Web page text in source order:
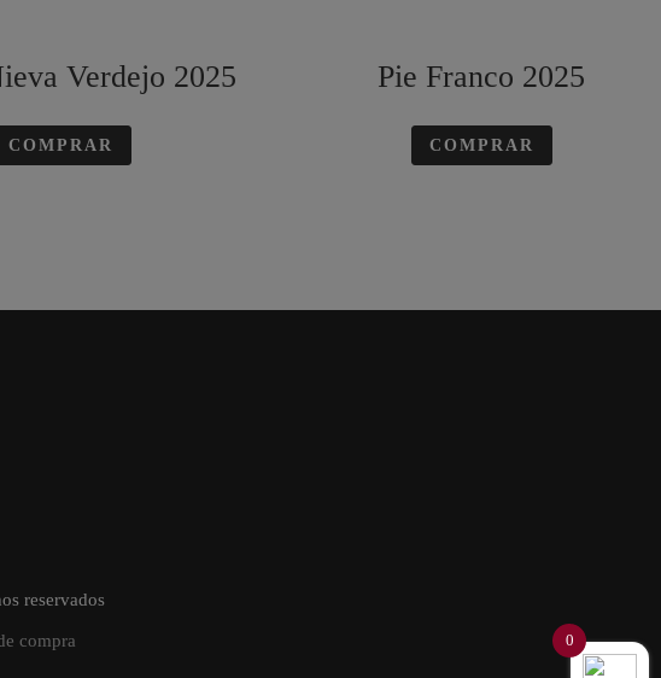
Verdejo 2025
COMPRAR
Pie Franco 2025
COMPRAR
reservados
compra 0